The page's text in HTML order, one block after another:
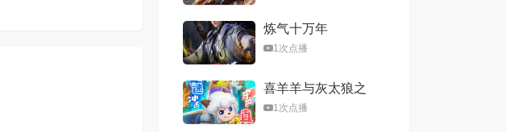
炼气十万年
1次点播
喜羊羊与灰太狼之
心世界奇遇
1次点播